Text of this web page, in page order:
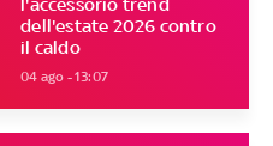
dell'estate 2026 contro
il caldo
04 ago - 13:07